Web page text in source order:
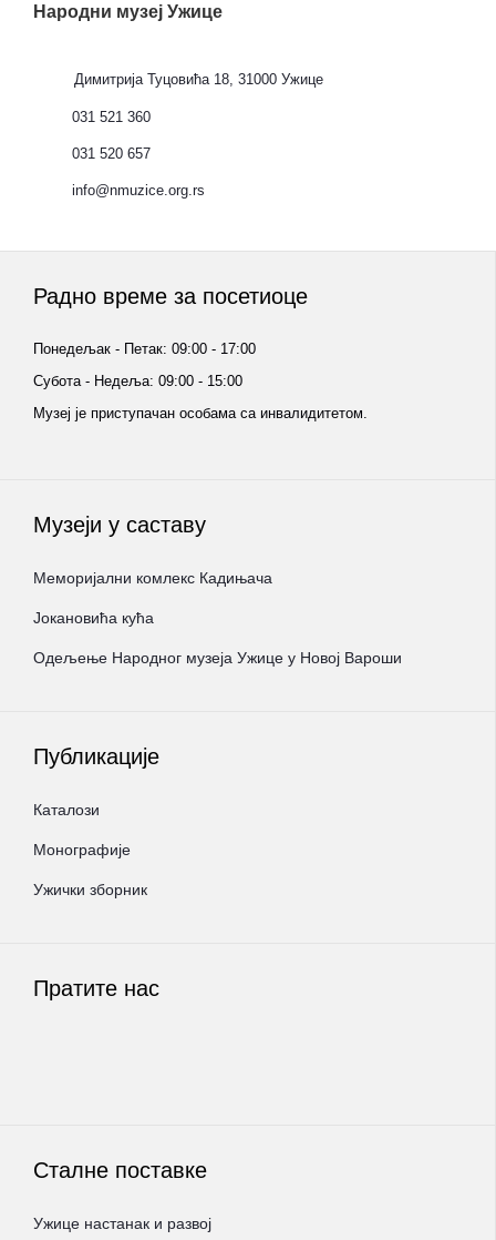
Народни музеј Ужице
Димитрија Туцовића 18, 31000 Ужице
031 521 360
031 520 657
info@nmuzice.org.rs
Радно време за посетиоце
Понедељак - Петак: 09:00 - 17:00
Субота - Недеља: 09:00 - 15:00
Музеј је приступачан особама са инвалидитетом.
Музеји у саставу
Меморијални комлекс Кадињача
Јокановића кућа
Oдељење Народног музеја Ужице у Новој Вароши
Публикације
Каталози
Монографије
Ужички зборник
Пратите нас
Сталне поставке
Ужице настанак и развој